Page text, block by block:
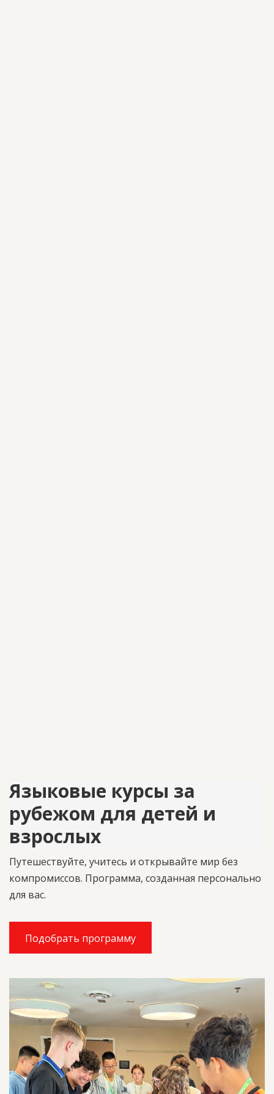
Языковые курсы за
рубежом для детей и
взрослых
Путешествуйте, учитесь и открывайте мир без
компромиссов. Программа, созданная персонально
для вас.
Подобрать программу